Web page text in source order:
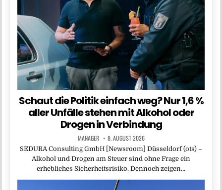
Schaut die Politik einfach weg? Nur 1,6 %
aller Unfälle stehen mit Alkohol oder
Drogen in Verbindung
MANAGER 8. AUGUST 2026
SEDURA Consulting GmbH [Newsroom] Düsseldorf (ots) –
Alkohol und Drogen am Steuer sind ohne Frage ein
erhebliches Sicherheitsrisiko. Dennoch zeigen…